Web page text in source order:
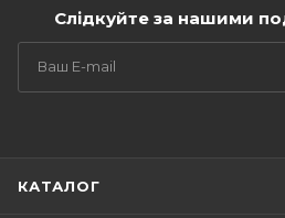
Слідкуйте за нашими
КАТАЛОГ